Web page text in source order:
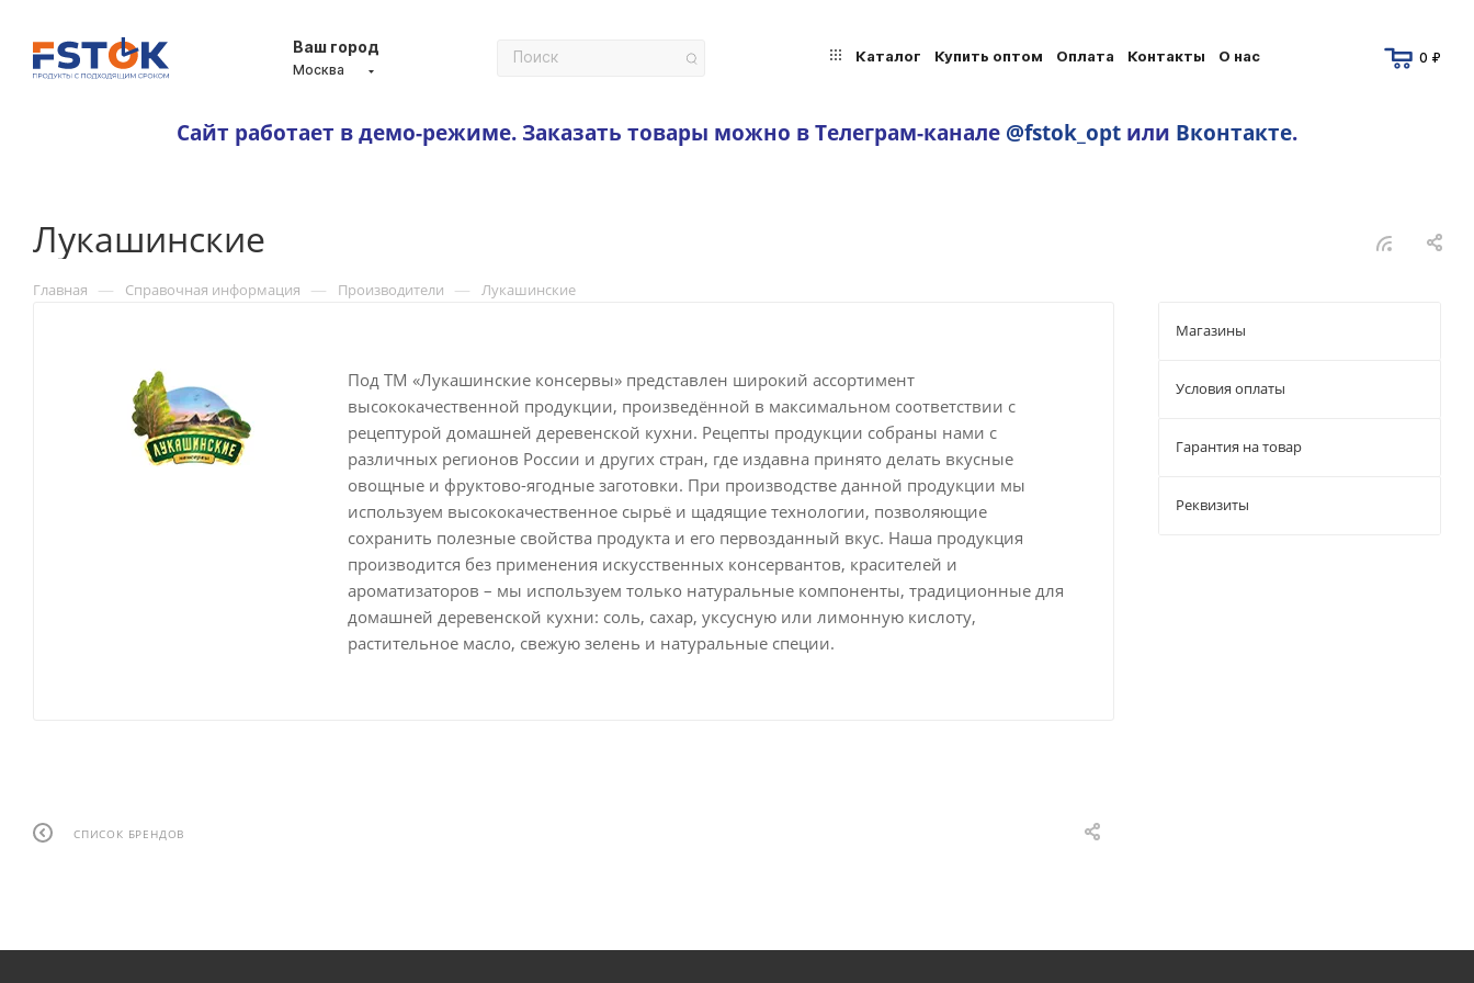
Ваш город
Москва
Каталог Купить оптом Оплата Контакты О нас 0 ₽
Сайт работает в демо-режиме. Заказать товары можно в Телеграм-канале @fstok_opt или Вконтакте.
Лукашинские
Главная — Справочная информация — Производители — Лукашинские
Под ТМ «Лукашинские консервы» представлен широкий ассортимент
высококачественной продукции, произведённой в максимальном соответствии с
рецептурой домашней деревенской кухни. Рецепты продукции собраны нами с
различных регионов России и других стран, где издавна принято делать вкусные
овощные и фруктово-ягодные заготовки. При производстве данной продукции мы
используем высококачественное сырьё и щадящие технологии, позволяющие
сохранить полезные свойства продукта и его первозданный вкус. Наша продукция
производится без применения искусственных консервантов, красителей и
ароматизаторов – мы используем только натуральные компоненты, традиционные для
домашней деревенской кухни: соль, сахар, уксусную или лимонную кислоту,
растительное масло, свежую зелень и натуральные специи.
СПИСОК БРЕНДОВ
Магазины
Условия оплаты
Гарантия на товар
Реквизиты